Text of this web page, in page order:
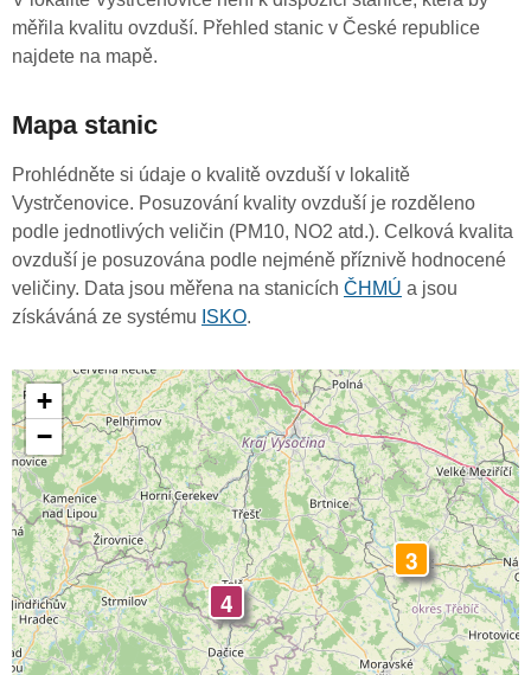
měřila kvalitu ovzduší. Přehled stanic v České republice
najdete na mapě.
Mapa stanic
Prohlédněte si údaje o kvalitě ovzduší v lokalitě
Vystrčenovice. Posuzování kvality ovzduší je rozděleno
podle jednotlivých veličin (PM10, NO2 atd.). Celková kvalita
ovzduší je posuzována podle nejméně příznivě hodnocené
veličiny. Data jsou měřena na stanicích ČHMÚ a jsou
získáváná ze systému ISKO.
3
4
+
−